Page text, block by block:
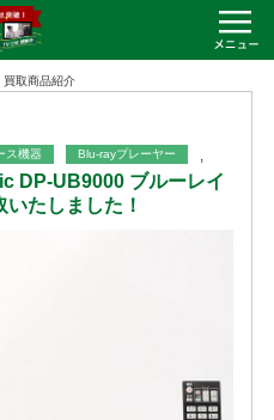
買取商品紹介
ス機器 ,
Blu-rayプレーヤー
DP-UB9000 ブルーレイ
たしました！